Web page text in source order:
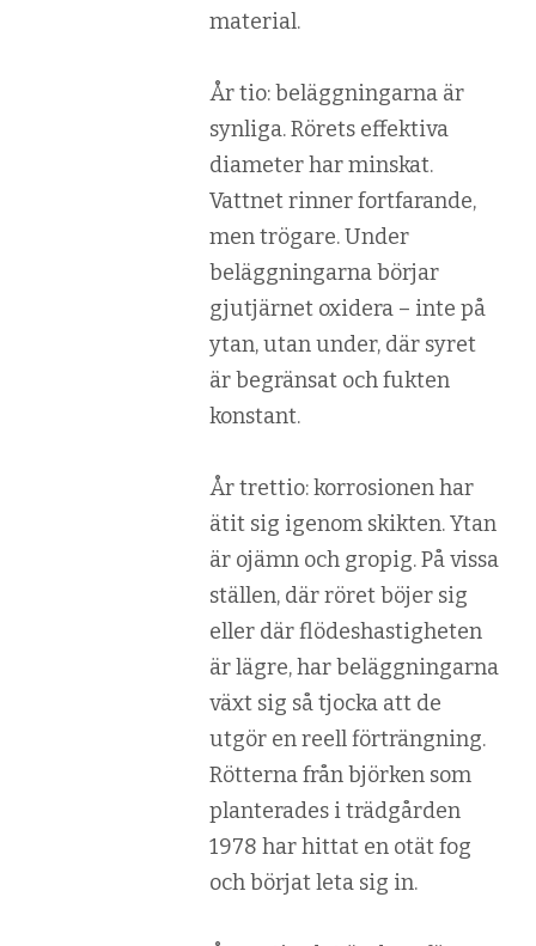
material.
År tio: beläggningarna är
synliga. Rörets effektiva
diameter har minskat.
Vattnet rinner fortfarande,
men trögare. Under
beläggningarna börjar
gjutjärnet oxidera – inte på
ytan, utan under, där syret
är begränsat och fukten
konstant.
År trettio: korrosionen har
ätit sig igenom skikten. Ytan
är ojämn och gropig. På vissa
ställen, där röret böjer sig
eller där flödeshastigheten
är lägre, har beläggningarna
växt sig så tjocka att de
utgör en reell förträngning.
Rötterna från björken som
planterades i trädgården
1978 har hittat en otät fog
och börjat leta sig in.